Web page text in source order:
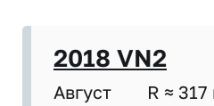
2018 VN2
Август R ≈